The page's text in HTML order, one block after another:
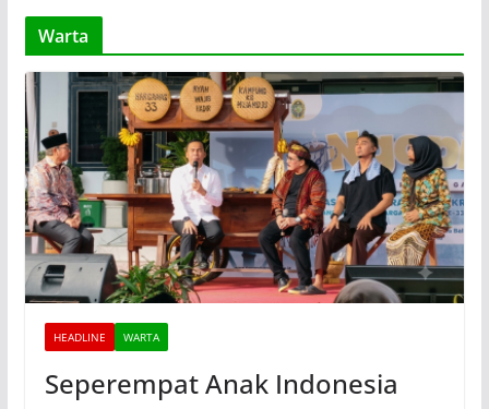
Warta
HEADLINE WARTA
Seperempat Anak Indonesia